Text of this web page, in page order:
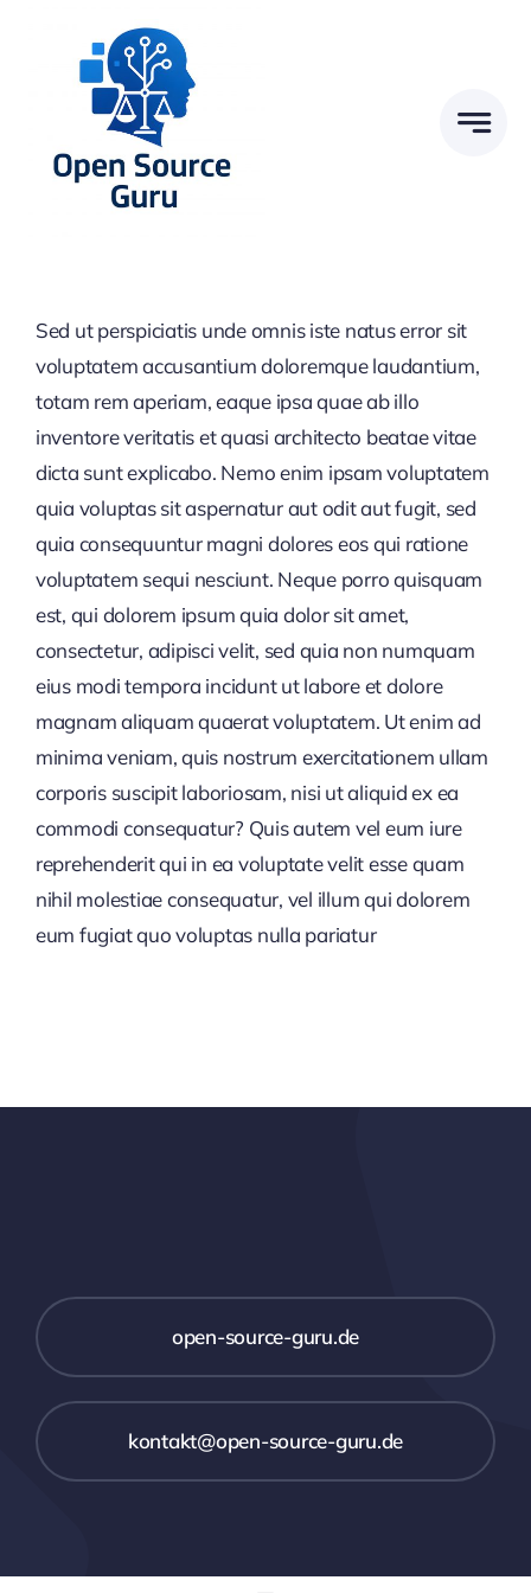
Sed ut perspiciatis unde omnis iste natus error sit
voluptatem accusantium doloremque laudantium,
totam rem aperiam, eaque ipsa quae ab illo
inventore veritatis et quasi architecto beatae vitae
dicta sunt explicabo. Nemo enim ipsam voluptatem
quia voluptas sit aspernatur aut odit aut fugit, sed
quia consequuntur magni dolores eos qui ratione
voluptatem sequi nesciunt. Neque porro quisquam
est, qui dolorem ipsum quia dolor sit amet,
consectetur, adipisci velit, sed quia non numquam
eius modi tempora incidunt ut labore et dolore
magnam aliquam quaerat voluptatem. Ut enim ad
minima veniam, quis nostrum exercitationem ullam
corporis suscipit laboriosam, nisi ut aliquid ex ea
commodi consequatur? Quis autem vel eum iure
reprehenderit qui in ea voluptate velit esse quam
nihil molestiae consequatur, vel illum qui dolorem
eum fugiat quo voluptas nulla pariatur
open-source-guru.de
kontakt@open-source-guru.de